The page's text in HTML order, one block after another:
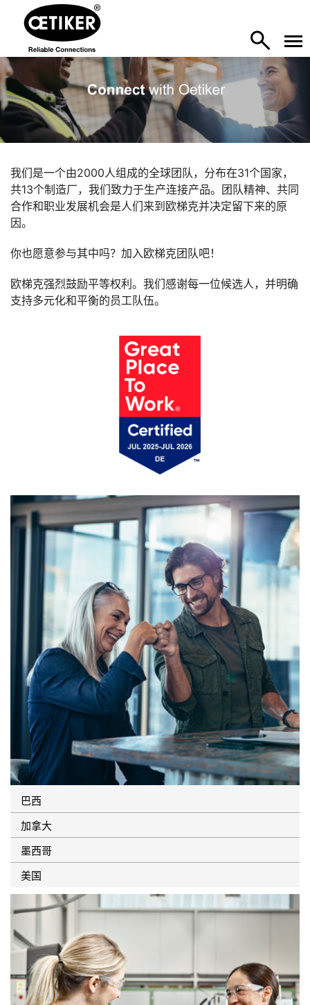
我们是一个由2000人组成的全球团队，分布在31个国家，
共13个制造厂，我们致力于生产连接产品。团队精神、共同
合作和职业发展机会是人们来到欧梯克并决定留下来的原
因。
你也愿意参与其中吗？加入欧梯克团队吧！
欧梯克强烈鼓励平等权利。我们感谢每一位候选人，并明确
支持多元化和平衡的员工队伍。
巴西
加拿大
墨西哥
美国